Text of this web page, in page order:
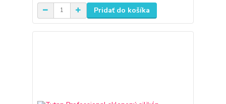
Pridať do košíka